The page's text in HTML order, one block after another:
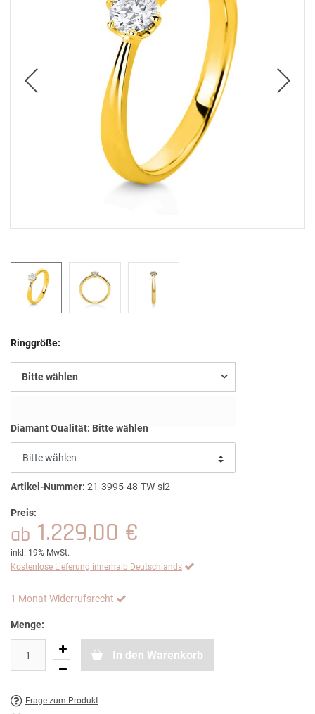
Ringgröße:
Bitte wählen
Diamant Qualität: Bitte wählen
Artikel-Nummer: 21-3995-48-TW-si2
Preis:
ab 1.229,00 €
inkl. 19% MwSt.
Kostenlose Lieferung innerhalb Deutschlands
1 Monat Widerrufsrecht
Menge:
In den Warenkorb
Frage zum Produkt